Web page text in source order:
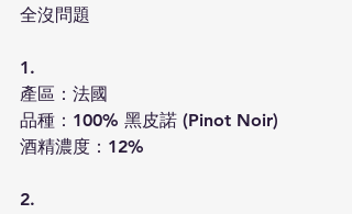
全沒問題
1.
產區：法國
品種：100% 黑皮諾 (Pinot Noir)
酒精濃度：12%
2.